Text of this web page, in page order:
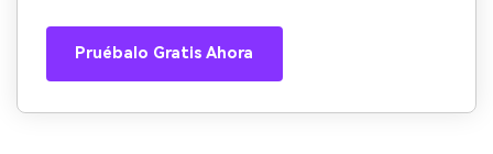
Pruébalo Gratis Ahora